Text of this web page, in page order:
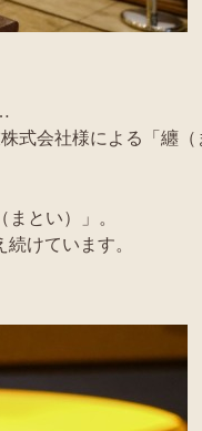
式会社様による「纏（
とい）」。
けています。